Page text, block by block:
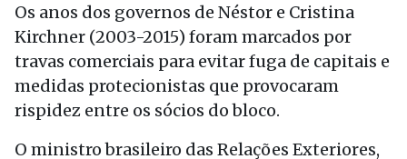
Os anos dos governos de Néstor e Cristina
Kirchner (2003-2015) foram marcados por
travas comerciais para evitar fuga de capitais e
medidas protecionistas que provocaram
rispidez entre os sócios do bloco.
O ministro brasileiro das Relações Exteriores,